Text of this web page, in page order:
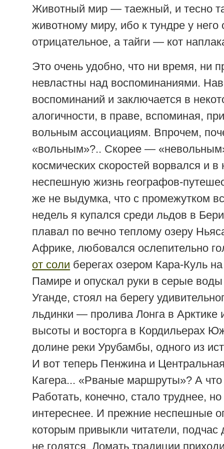
Животный мир — таежный, и тесно
животному миру, ибо к тундре у
отрицательное, а тайги — кот
Это очень удобно, что ни время, ни
невластны над воспоминаниями.
воспоминаний и заключается в
алогичности, в праве, вспоминая,
вольным ассоциациям. Впрочем,
«вольным»?.. Скорее —
космических скоростей ворвался и в
неспешную жизнь географов-
же не выдумка, что с промежутком
недель я купался среди льдов в
плавал по вечно теплому озеру
Африке, любовался ослепительно
от соли берегах озером Кара-Куль
Памире и опускал руки в серые
Уганде, стоял на берегу
льдинки — пролива Лонга в Арктике
высоты и восторга в Кордильерах
долине реки Урубамбы, одного из
И вот теперь Пенжина и
Кагера... «Рваные маршруты»? А
Работать, конечно, стало труднее, но
интереснее. И прежние неспешные
которым привыкли читатели, подчас
не годятся. Ломать традиции